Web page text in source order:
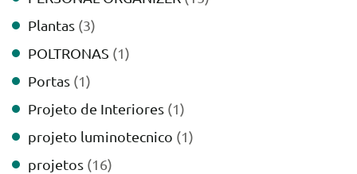
Plantas (3)
POLTRONAS (1)
Portas (1)
Projeto de Interiores (1)
projeto luminotecnico (1)
projetos (16)